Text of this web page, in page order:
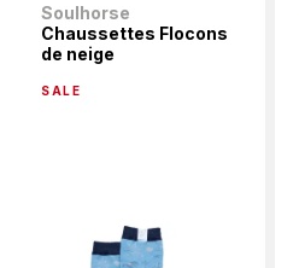
Soulhorse
Chaussettes Flocons
de neige
SALE